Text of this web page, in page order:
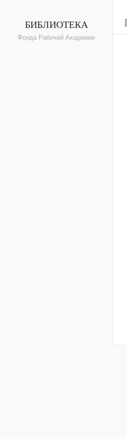
БИБЛИОТЕКА
Фонда Рабочей Академии